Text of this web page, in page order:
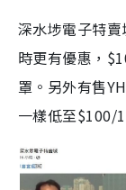
深水埗電子特
時更有優惠，
罩。另外有售
一樣低至$100/